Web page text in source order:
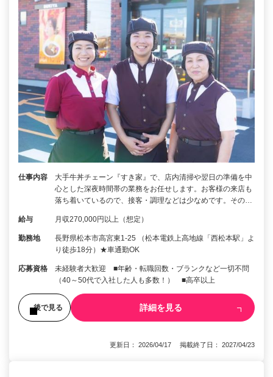
仕事内容
大手牛丼チェーン『すき家』で、店内清掃や翌日の準備を中
心とした深夜時間帯の業務をお任せします。お客様の来店も
落ち着いているので、接客・調理などは少なめです。その…
給与 月収270,000円以上（想定）
勤務地
長野県松本市高宮東1-25 （松本電鉄上高地線「西松本駅」よ
り徒歩18分）★車通勤OK
応募資格
未経験者大歓迎 ■年齢・転職回数・ブランクなど一切不問
（40～50代で入社した人も多数！） ■高卒以上
後で見る 詳細を見る
更新日： 2026/04/17 掲載終了日： 2027/04/23